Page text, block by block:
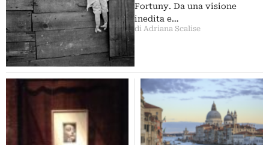
Fortuny. Da una visione
inedita e…
di Adriana Scalise